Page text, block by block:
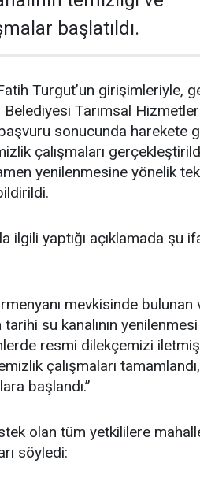
başlatıldı.
Turgut’un girişimleriyle,
Tarımsal
sonucunda harekete
çalışmaları
yenilenmesine yönelik
ilgili yaptığı açıklamada şu
mevkisinde bulunan
su kanalının
resmi dilekçemizi
çalışmaları
başlandı.”
olan tüm yetkililere
söyledi: